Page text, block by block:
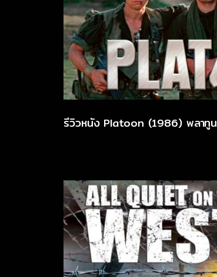
รีวิวหนัง Platoon (1986) พลาทูน